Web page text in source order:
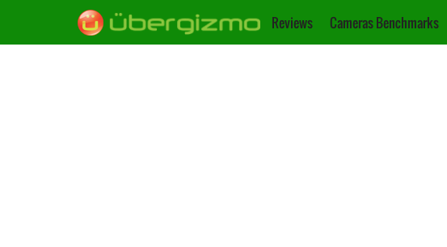
Reviews Cameras Benchmarks